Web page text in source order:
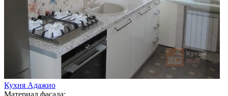
Кухня Адажио
Материал фасада: